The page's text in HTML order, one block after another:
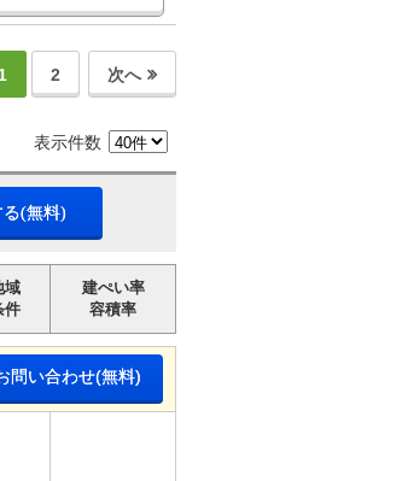
1 2 次へ
表示件数
(無料)
域
件
建ぺい率
容積率
問い合わせ(無料)